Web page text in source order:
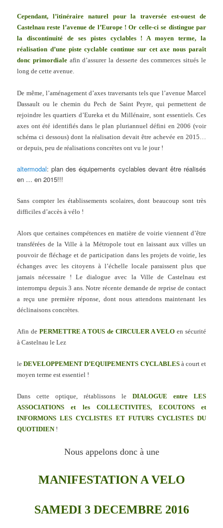
Cependant, l’itinéraire naturel pour la traversée est-ouest de
Castelnau reste l’avenue de l’Europe ! Or celle-ci se distingue par
la discontinuité de ses pistes cyclables ! A moyen terme, la
réalisation d’une piste cyclable continue sur cet axe nous paraît
donc primordiale afin d’assurer la desserte des commerces situés le
long de cette avenue.
De même, l’aménagement d’axes traversants tels que l’avenue Marcel
Dassault ou le chemin du Pech de Saint Peyre, qui permettent de
rejoindre les quartiers d’Eureka et du Millénaire, sont essentiels. Ces
axes ont été identifiés dans le plan pluriannuel défini en 2006 (voir
schéma ci dessous) dont la réalisation devait être achevée en 2015…
or depuis, peu de réalisations concrètes ont vu le jour !
altermodal: plan des équipements cyclables devant être réalisés
en … en 2015!!!
Sans compter les établissements scolaires, dont beaucoup sont très
difficiles d’accès à vélo !
Alors que certaines compétences en matière de voirie viennent d’être
transférées de la Ville à la Métropole tout en laissant aux villes un
pouvoir de fléchage et de participation dans les projets de voirie, les
échanges avec les citoyens à l’échelle locale paraissent plus que
jamais nécessaire ! Le dialogue avec la Ville de Castelnau est
interrompu depuis 3 ans. Notre récente demande de reprise de contact
a reçu une première réponse, dont nous attendons maintenant les
déclinaisons concrètes.
Afin de PERMETTRE A TOUS de CIRCULER A VELO en sécurité
à Castelnau le Lez
leDEVELOPPEMENT D’EQUIPEMENTS CYCLABLES à court et
moyen terme est essentiel !
Dans cette optique, rétablissons le DIALOGUE entre LES
ASSOCIATIONS et les COLLECTIVITES, ECOUTONS et
INFORMONS LES CYCLISTES ET FUTURS CYCLISTES DU
QUOTIDIEN !
Nous appelons donc à une
MANIFESTATION A VELO
SAMEDI 3 DECEMBRE 2016